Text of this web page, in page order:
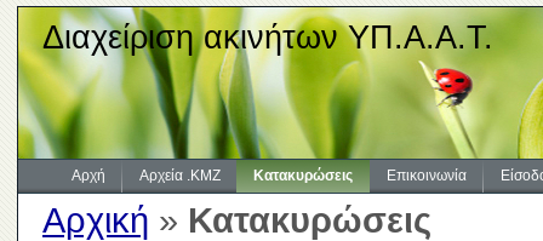
Διαχείριση ακινήτων ΥΠ.Α.Α.Τ.
Αρχή Αρχεία .KMZ Κατακυρώσεις Επικοινωνία
Αρχική » Κατακυρώσεις